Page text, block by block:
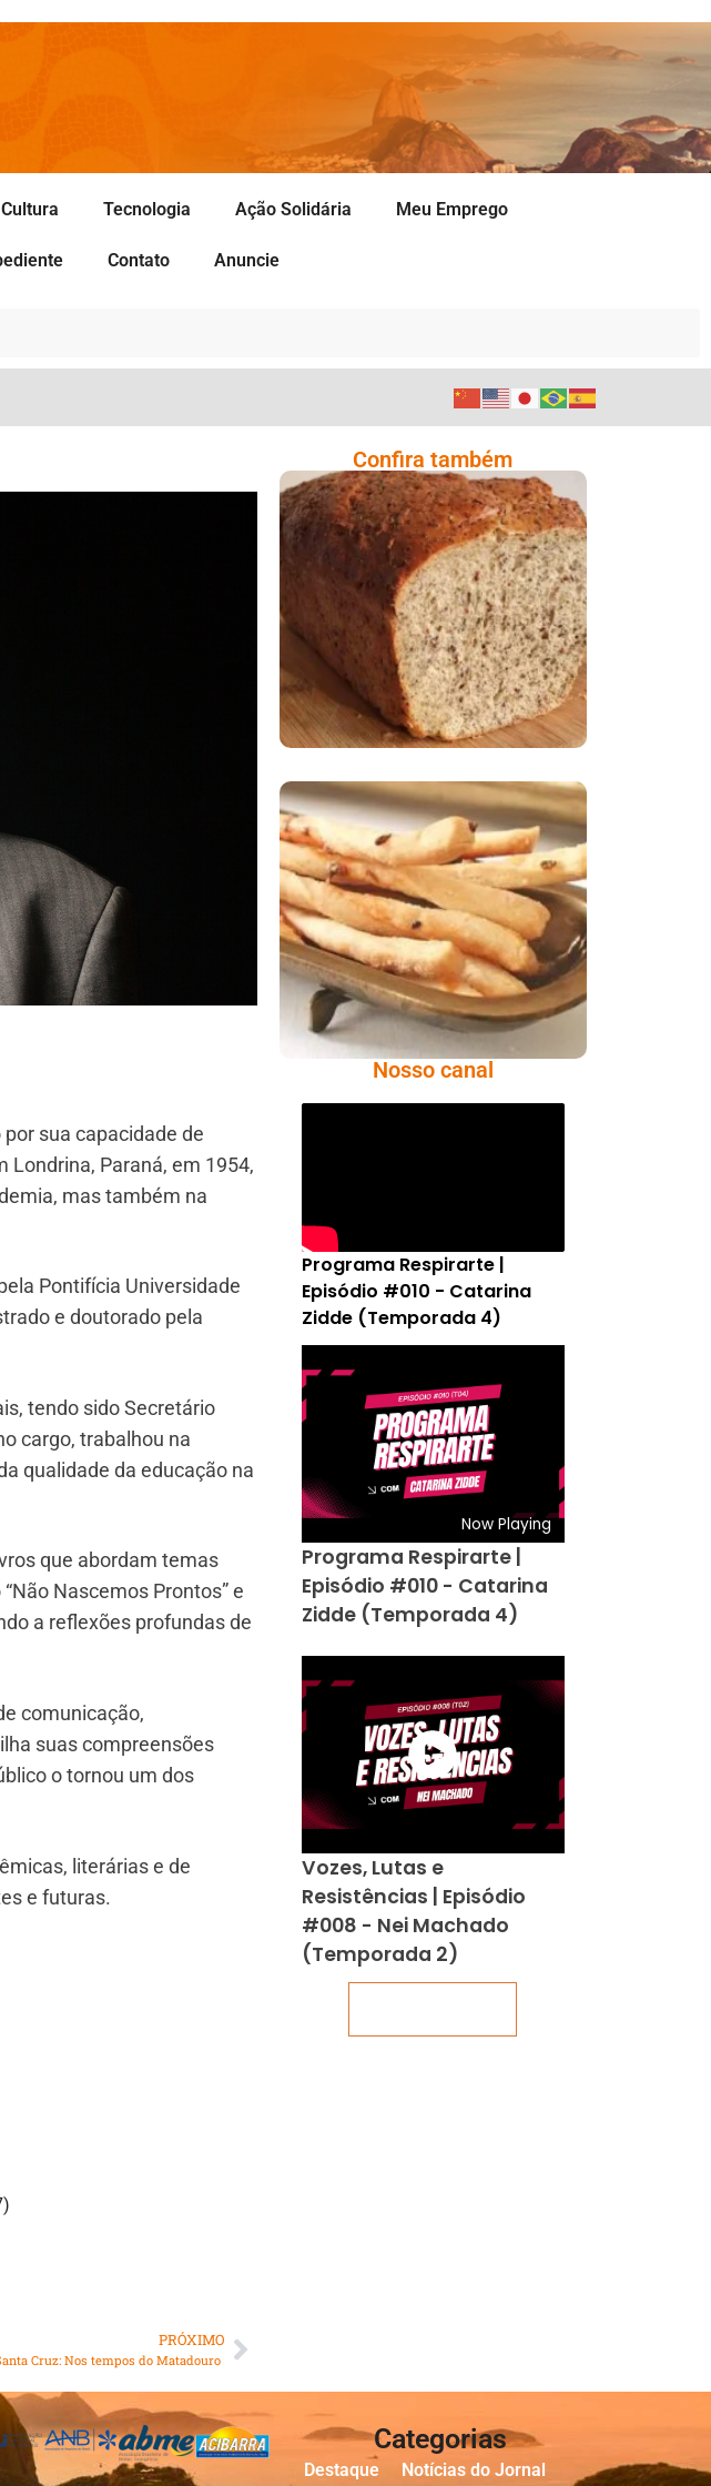
Cultura Tecnologia Ação Solidária Meu Emprego
Contato Anuncie
sua capacidade de
Paraná, em 1954,
mas também na
Pontifícia Universidade
e doutorado pela
tendo sido Secretário
cargo, trabalhou na
qualidade da educação na
que abordam temas
Nascemos Prontos” e
a reflexões profundas de
comunicação,
suas compreensões
o tornou um dos
literárias e de
e futuras.
PRÓXIMO
Cruz: Nos tempos do Matadouro
Confira também
Comer Bem: Pão Low
Carb
Comer Bem:
Palitinhos De Cebola
E Salsa
Nosso canal
Programa Respirarte |
Episódio #010 - Catarina
Zidde (Temporada 4)
Now Playing
Programa Respirarte |
Episódio #010 - Catarina
Zidde (Temporada 4)
Vozes, Lutas e
Resistências | Episódio
#008 - Nei Machado
(Temporada 2)
Categorias
Destaque Notícias do Jornal